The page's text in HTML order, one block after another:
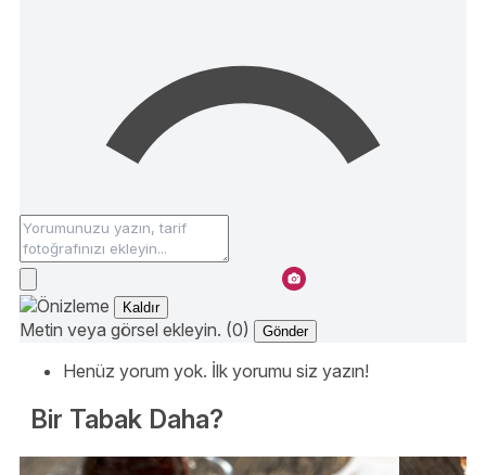
Kaldır
Metin veya görsel ekleyin. (0) Gönder
Henüz yorum yok. İlk yorumu siz yazın!
Bir Tabak Daha?